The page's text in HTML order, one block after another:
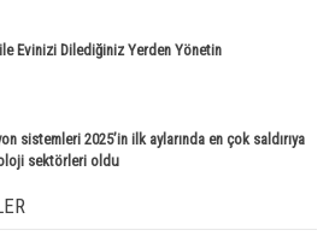
Evinizi Dilediğiniz Yerden Yönetin
sistemleri 2025’in ilk aylarında en çok saldırıya
sektörleri oldu